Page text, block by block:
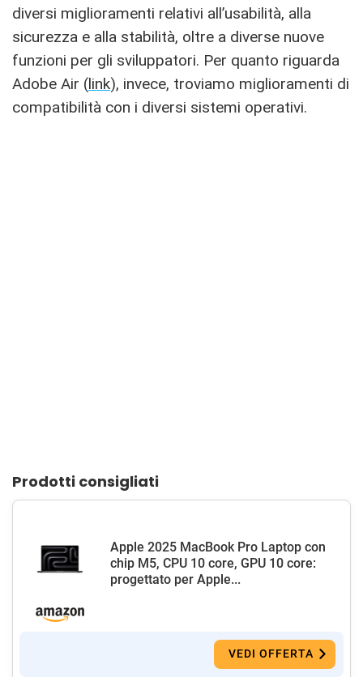
diversi miglioramenti relativi all’usabilità, alla
sicurezza e alla stabilità, oltre a diverse nuove
funzioni per gli sviluppatori. Per quanto riguarda
Adobe Air (link), invece, troviamo miglioramenti di
compatibilità con i diversi sistemi operativi.
Prodotti consigliati
Apple 2025 MacBook Pro Laptop con
chip M5, CPU 10 core, GPU 10 core:
progettato per Apple...
VEDI OFFERTA